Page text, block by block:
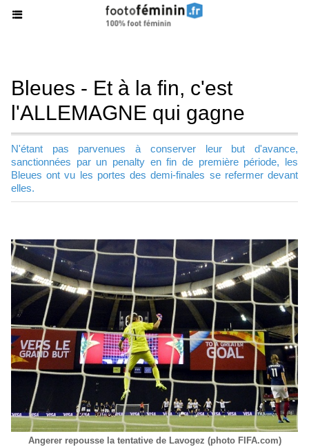
Bleues - Et à la fin, c'est
l'ALLEMAGNE qui gagne
N'étant pas parvenues à conserver leur but d'avance,
sanctionnées par un penalty en fin de première période, les
Bleues ont vu les portes des demi-finales se refermer devant
elles.
Angerer repousse la tentative de Lavogez (photo FIFA.com)